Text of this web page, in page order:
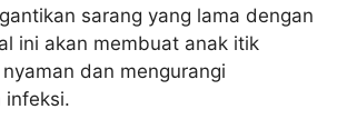
sarang yang lama dengan
ini akan membuat anak itik
dan mengurangi
infeksi.